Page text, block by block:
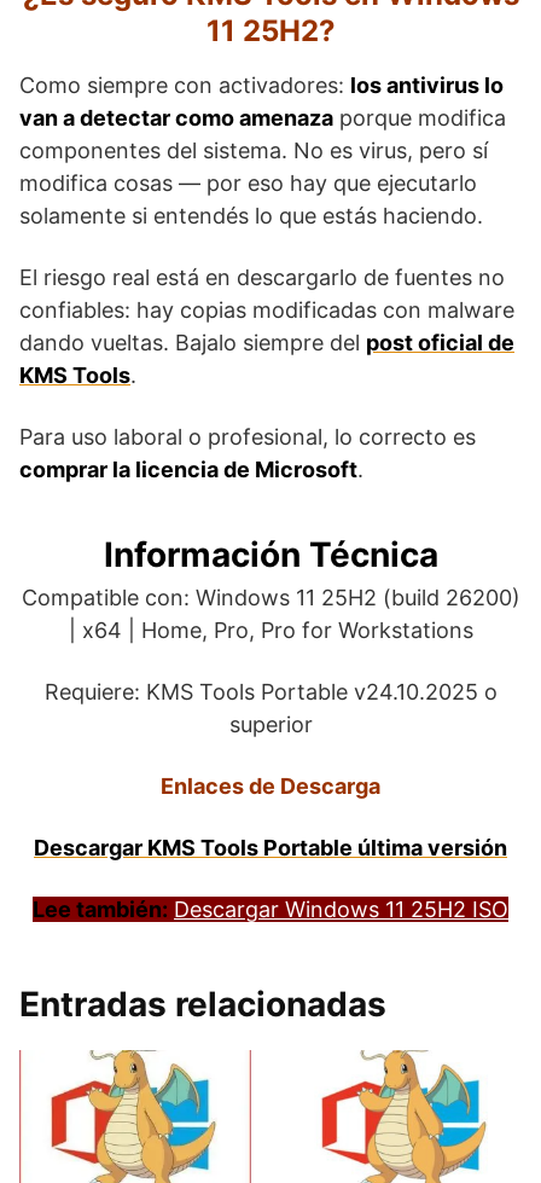
11 25H2?
Como siempre con activadores: los antivirus lo
van a detectar como amenaza porque modifica
componentes del sistema. No es virus, pero sí
modifica cosas — por eso hay que ejecutarlo
solamente si entendés lo que estás haciendo.
El riesgo real está en descargarlo de fuentes no
confiables: hay copias modificadas con malware
dando vueltas. Bajalo siempre del post oficial de
KMS Tools.
Para uso laboral o profesional, lo correcto es
comprar la licencia de Microsoft.
Información Técnica
Compatible con: Windows 11 25H2 (build 26200)
| x64 | Home, Pro, Pro for Workstations
Requiere: KMS Tools Portable v24.10.2025 o
superior
Enlaces de Descarga
Descargar KMS Tools Portable última versión
Lee también: Descargar Windows 11 25H2 ISO
Entradas relacionadas